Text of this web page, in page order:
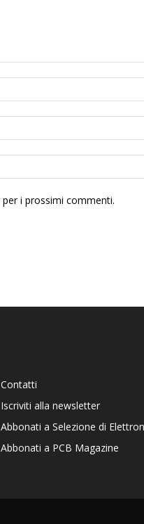
i prossimi commenti.
Contatti
Iscriviti alla newsletter
Abbonati a Selezione di
Abbonati a PCB Magazine